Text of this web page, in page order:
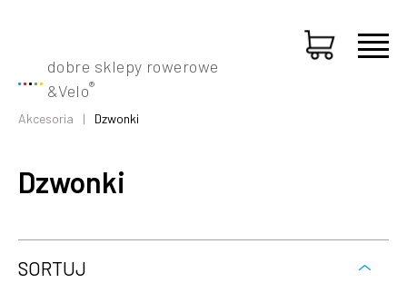
dobre sklepy rowerowe
&Velo®
Akcesoria Dzwonki
Dzwonki
SORTUJ